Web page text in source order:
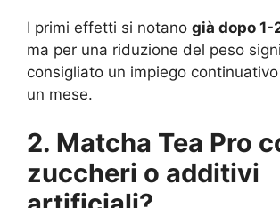
I primi effetti si notano già dopo
ma per una riduzione del peso
consigliato un impiego
un mese.
2. Matcha Tea Pro
zuccheri o additivi